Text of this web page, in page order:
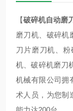
【破碎机自动磨
磨刀机、破碎机
刀片磨刀机、
机、破碎机磨刀
机械有限公司拥
术人员，为您制